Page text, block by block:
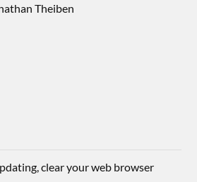
Theiben
clear your web browser